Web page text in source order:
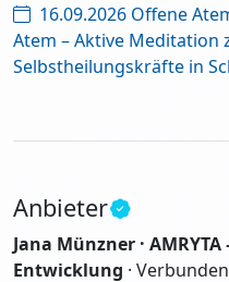
16.09.2026 Offene
Atem – Aktive Meditation
Selbstheilungskräfte in
Anbieter
Jana Münzner ·
Entwicklung ·